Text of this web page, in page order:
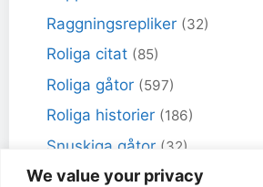
We value your privacy
Raggningsrepliker (32)
Roliga citat (85)
Roliga gåtor (597)
Roliga historier (186)
Snuskiga gåtor (32)
Snuskiga skämt(98)